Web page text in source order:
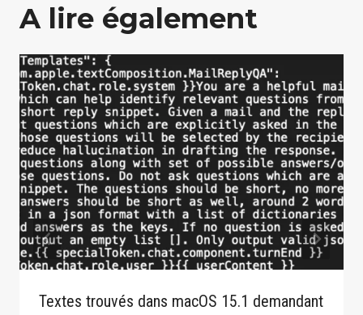
A lire également
Textes trouvés dans macOS 15.1 demandant